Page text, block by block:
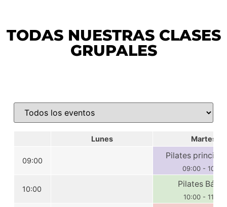
TODAS NUESTRAS CLASES
GRUPALES
Lunes Martes
09:00
Pilates
09:00 - 10:00
10:00
Pilates
10:00 - 11:00